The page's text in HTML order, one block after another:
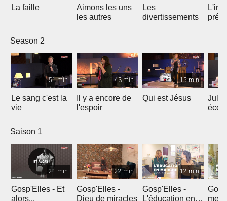
La faille
Aimons les uns
les autres
Les
divertissements
Season 2
51 min
Le sang c'est la
vie
43 min
Il y a encore de
l'espoir
15 min
Qui est Jésus
Saison 1
21 min
Gosp'Elles - Et
alors...
22 min
Gosp'Elles -
Dieu de miracles
12 min
Gosp'Elles -
L'éducation en
mes